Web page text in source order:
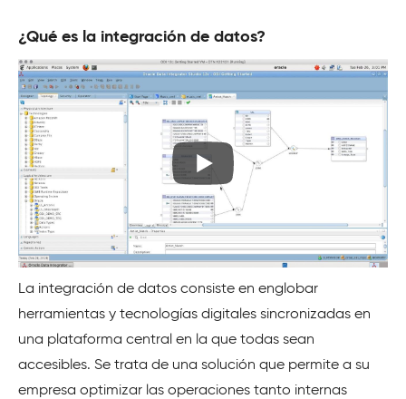
¿Qué es la integración de datos?
La integración de datos consiste en englobar
herramientas y tecnologías digitales sincronizadas en
una plataforma central en la que todas sean
accesibles. Se trata de una solución que permite a su
empresa optimizar las operaciones tanto internas